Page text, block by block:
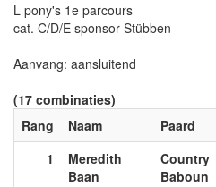
L pony's 1e parcours
cat. C/D/E sponsor Stübben
Aanvang: aansluitend
(17 combinaties)
Rang
Naam Paard
1
Meredith
Baan
Country
Baboun